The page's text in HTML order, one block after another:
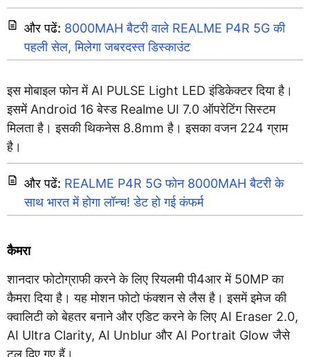
और पढें: 8000MAH बैटरी वाले REALME P4R 5G की
पहली सेल, मिलेगा जबरदस्त डिस्काउंट
इस मोबाइल फोन में AI PULSE Light LED इंडिकेक्टर दिया है।
इसमें Android 16 बेस्ड Realme UI 7.0 ऑपरेटिंग सिस्टम
मिलता है। इसकी थिकनेस 8.8mm है। इसका वजन 224 ग्राम
है।
और पढें: REALME P4R 5G फोन 8000MAH बैटरी के
साथ भारत में होगा लॉन्च! डेट हो गई कंफर्म
कैमरा
शानदार फोटोग्राफी करने के लिए रियलमी पी4आर में 50MP का
कैमरा दिया है। यह मोशन फोटो फंक्शन से लैस है। इसमें इमेज की
क्वालिटी को बेहतर बनाने और एडिट करने के लिए AI Eraser 2.0,
AI Ultra Clarity, AI Unblur और AI Portrait Glow जैसे